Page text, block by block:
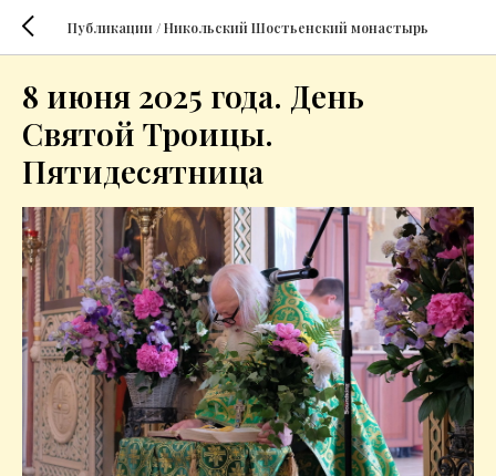
Публикации / Никольский Шостьенский монастырь
8 июня 2025 года. День
Святой Троицы.
Пятидесятница